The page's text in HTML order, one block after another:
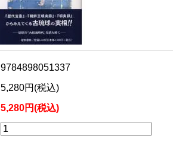
9784898051337
5,280円(税込)
5,280円(税込)